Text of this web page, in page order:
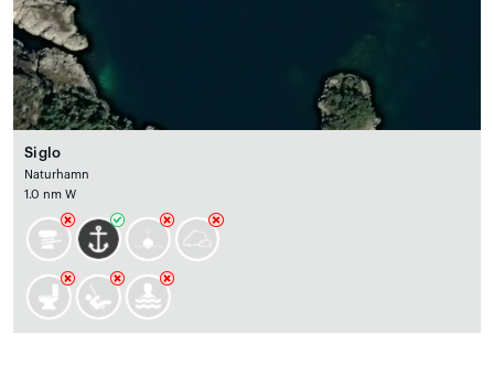
Siglo
Naturhamn
1.0 nm W